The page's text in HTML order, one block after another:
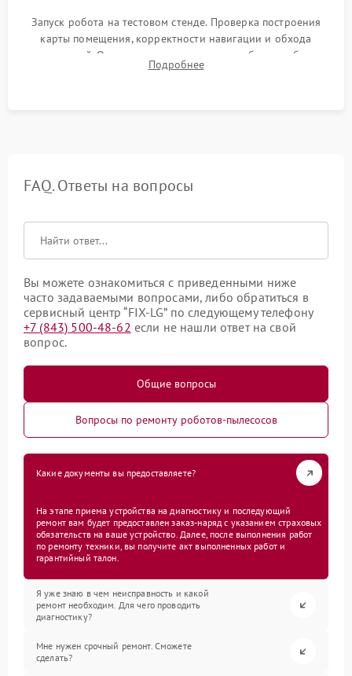
Запуск робота на тестовом стенде. Проверка построения
карты помещения, корректности навигации и обхода
препятствий. Оценка силы всасывания и работы турбины.
Тестирование автоматического возврата на док-станцию и
Подробнее
FAQ. Ответы на вопросы
Вы можете ознакомиться с приведенными ниже
часто задаваемыми вопросами, либо обратиться в
сервисный центр “FIX-LG” по следующему телефону
+7 (843) 500-48-62 если не нашли ответ на свой
вопрос.
Общие вопросы
Вопросы по ремонту роботов-пылесосов
Какие документы вы предоставляете?
На этапе приема устройства на диагностику и последующий
ремонт вам будет предоставлен заказ-наряд с указанием страховых
обязательств на ваше устройство. Далее, после выполнения работ
по ремонту техники, вы получите акт выполненных работ и
гарантийный талон.
Я уже знаю в чем неисправность и какой
ремонт необходим. Для чего проводить
диагностику?
Мне нужен срочный ремонт. Сможете
сделать?